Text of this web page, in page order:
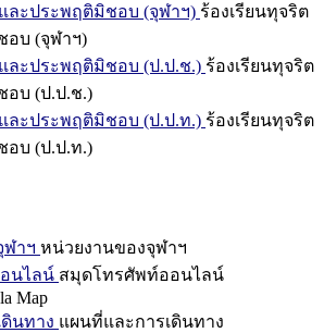
ละประพฤติมิชอบ (จุฬาฯ) ร้องเรียนทุจริต
อบ (จุฬาฯ)
ละประพฤติมิชอบ (ป.ป.ช.) ร้องเรียนทุจริต
อบ (ป.ป.ช.)
ละประพฤติมิชอบ (ป.ป.ท.) ร้องเรียนทุจริต
อบ (ป.ป.ท.)
ฬาฯ หน่วยงานของจุฬาฯ
นไลน์ สมุดโทรศัพท์ออนไลน์
Map
นทาง แผนที่และการเดินทาง